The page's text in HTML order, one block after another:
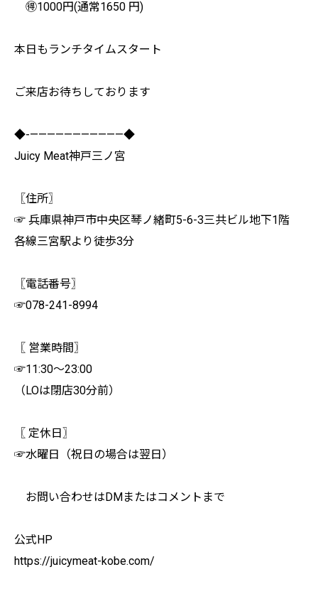
🉐1000円(通常1650 円)
本日もランチタイムスタート
ご来店お待ちしております
◆-———————————◆
Juicy Meat神戸三ノ宮
〖住所〗
☞ 兵庫県神戸市中央区琴ノ緒町5-6-3三共ビル地下1階
各線三宮駅より徒歩3分
〖電話番号〗
☞078-241-8994
〖 営業時間〗
☞11:30〜23:00
（LOは閉店30分前）
〖 定休日〗
☞水曜日（祝日の場合は翌日）
お問い合わせはDMまたはコメントまで
公式HP
https://juicymeat-kobe.com/